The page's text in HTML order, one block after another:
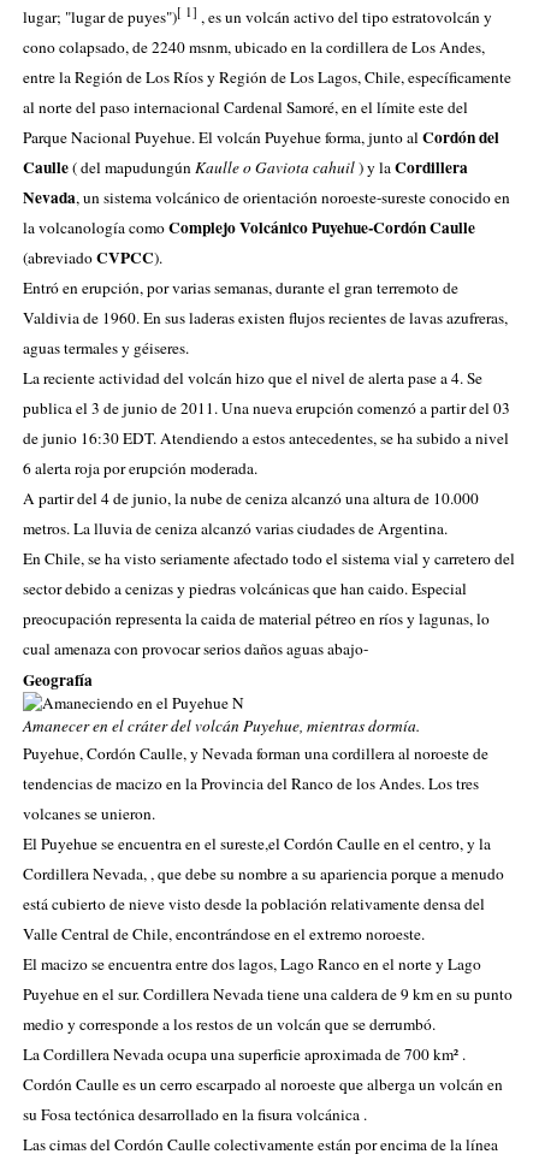
lugar; "lugar de puyes")[ 1] , es unvolcán activo del tipoestratovolcán y
cono colapsado, de 2240msnm, ubicado en lacordillera de Los Andes,
entrelaRegión de Los RíosyRegión de Los Lagos,Chile, específicamente
al norte delpaso internacional Cardenal Samoré, en el límite este del
Parque Nacional Puyehue. El volcán Puyehue forma, junto alCordón del
Caulle( delmapudungún Kaulle o Gaviota cahuil) ylaCordillera
Nevada, un sistema volcánico de orientación noroeste-sureste conocido en
la volcanología comoComplejo Volcánico Puyehue-Cordón Caulle
(abreviadoCVPCC).
Entró en erupción, por varias semanas, durante el granterremoto de
Valdivia de 1960. En sus laderas existen flujos recientes de lavas azufreras,
aguas termales y géiseres.
La reciente actividad del volcán hizo que el nivel de alerta pase a 4. Se
publica el 3 de junio de 2011. Una nueva erupción comenzó a partir del 03
de junio 16:30 EDT. Atendiendo a estos antecedentes, se ha subido a nivel
6 alerta roja por erupción moderada.
A partir del 4 de junio, la nube de ceniza alcanzó una altura de 10.000
metros. La lluvia de ceniza alcanzó varias ciudades de Argentina.
En Chile, se ha visto seriamente afectado todo el sistema vial y carretero del
sector debido a cenizas y piedras volcánicas que han caido. Especial
preocupación representa la caida de material pétreo en ríos y lagunas, lo
cual amenaza con provocar serios daños aguas abajo-
Geografía
Amanecer en el cráter del volcán Puyehue, mientras dormía.
Puyehue, Cordón Caulle, y Nevada forman una cordillera al noroeste de
tendencias demacizoenlaProvincia del Rancode los Andes. Los tres
volcanesse unieron.
El Puyehue se encuentra en el sureste,el Cordón Caulle en el centro, yla
Cordillera Nevada, , que debe su nombre a su apariencia porque a menudo
está cubierto de nieve visto desde la población relativamente densa del
Valle Central de Chile, encontrándose en el extremo noroeste.
El macizo se encuentra entre dos lagos,Lago Rancoen el norte yLago
Puyehueen el sur. Cordillera Nevada tiene unacaldera de9 kmen su punto
medio y corresponde a los restos de un volcán que se derrumbó.
La Cordillera Nevada ocupa una superficie aproximada de 700 km² .
Cordón Caulle es un cerro escarpado al noroeste que alberga un volcán en
suFosa tectónica desarrollado en lafisura volcánica .
Las cimas del Cordón Caulle colectivamente están por encima de lalínea